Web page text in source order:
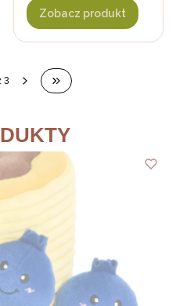
Zobacz produkt
3
Przejdź do ostatniej